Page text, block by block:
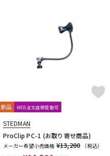
新品 WEB注文店頭受取可
STEDMAN
ProClip PC-1 (お取り寄せ商品)
メーカー希望小売価格 ¥13,200
（税込）